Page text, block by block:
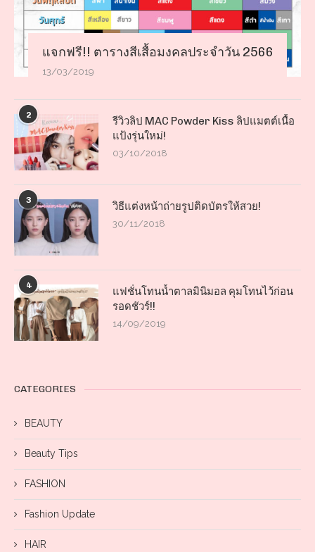
แจกฟรี!! ตารางสีเสื้อมงคลประจำวัน 2566
13/03/2019
2
รีวิวลิป MAC Powder Kiss ลิปแมตต์เนื้อ
แป้งรุ่นใหม่!
03/10/2018
3 วิธีแต่งหน้าถ่ายรูปติดบัตรให้สวย!
30/11/2018
4
แฟชั่นโทนน้ำตาลมินิมอล คุมโทนไว้ก่อน
รอดชัวร์!!
14/09/2019
CATEGORIES
BEAUTY
Beauty Tips
FASHION
Fashion Update
HAIR